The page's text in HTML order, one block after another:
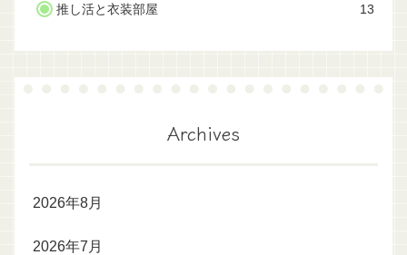
推し活と衣装部屋 13
Archives
2026年8月
2026年7月